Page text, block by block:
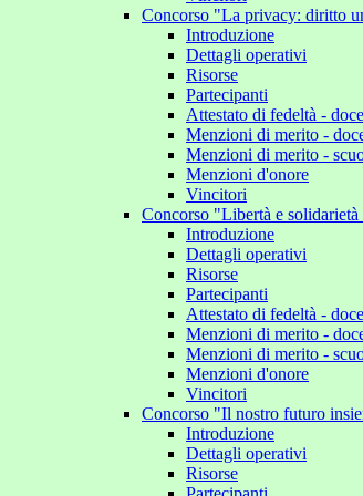
Concorso "La privacy: diritto
Introduzione
Dettagli operativi
Risorse
Partecipanti
Attestato di fedeltà -
Menzioni di merito -
Menzioni di merito -
Menzioni d'onore
Vincitori
Concorso "Libertà e
Introduzione
Dettagli operativi
Risorse
Partecipanti
Attestato di fedeltà -
Menzioni di merito -
Menzioni di merito -
Menzioni d'onore
Vincitori
Concorso "Il nostro futuro
Introduzione
Dettagli operativi
Risorse